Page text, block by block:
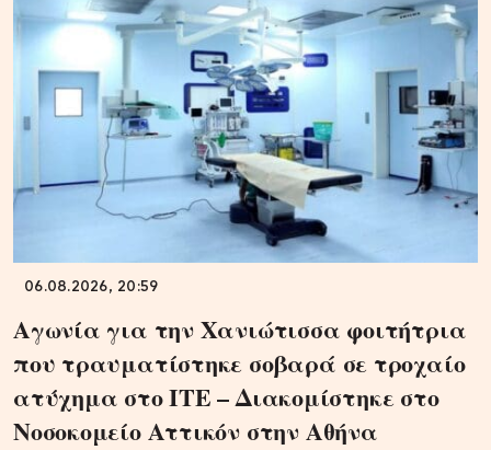
06.08.2026, 20:59
Αγωνία για την Χανιώτισσα φοιτήτρια
που τραυματίστηκε σοβαρά σε τροχαίο
ατύχημα στο ΙΤΕ – Διακομίστηκε στο
Νοσοκομείο Αττικόν στην Αθήνα